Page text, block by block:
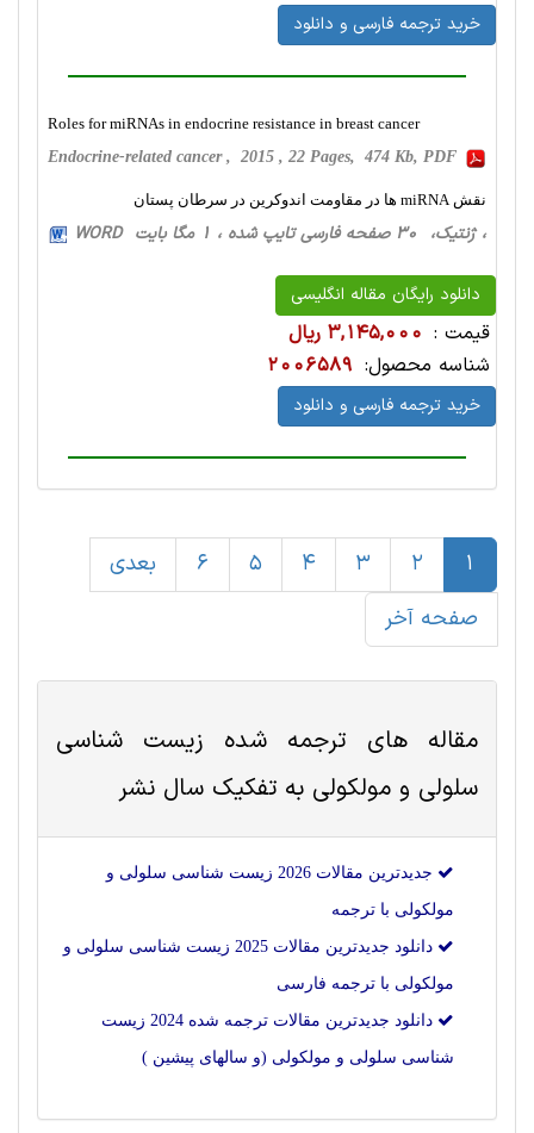
خرید ترجمه فارسی و دانلود
Roles for miRNAs in endocrine resistance in breast cancer
Endocrine-related cancer , 2015 , 22 Pages, 474 Kb, PDF
نقش miRNA ها در مقاومت اندوکرین در سرطان پستان
، ژنتیک، 30 صفحه فارسی تایپ شده ، 1 مگا بایت WORD
دانلود رایگان مقاله انگلیسی
قیمت : 3,145,000 ریال
شناسه محصول: 2006589
خرید ترجمه فارسی و دانلود
1
2
3
4
5
6
بعدی
صفحه آخر
مقاله های ترجمه شده زیست شناسی
سلولی و مولکولی به تفکیک سال نشر
جدیدترین مقالات 2026 زیست شناسی سلولی و
مولکولی با ترجمه
دانلود جدیدترین مقالات 2025 زیست شناسی سلولی و
مولکولی با ترجمه فارسی
دانلود جدیدترین مقالات ترجمه شده 2024 زیست
شناسی سلولی و مولکولی (و سالهای پیشین )